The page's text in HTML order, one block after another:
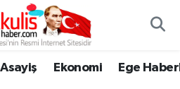
Asayiş Ekonomi Ege